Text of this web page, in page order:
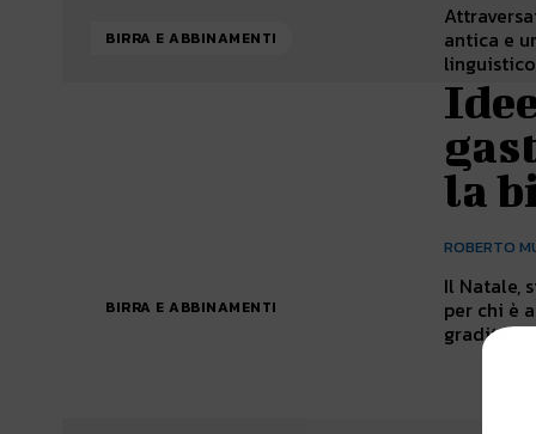
BIRRA E ABBINAMENTI
antica e
BIRRA E ABBINAMENTI
la
ROBERTO
Il Natale,
per chi è
gradita...